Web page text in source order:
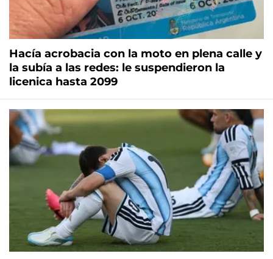
Hacía acrobacia con la moto en plena calle y
la subía a las redes: le suspendieron la
licenica hasta 2099